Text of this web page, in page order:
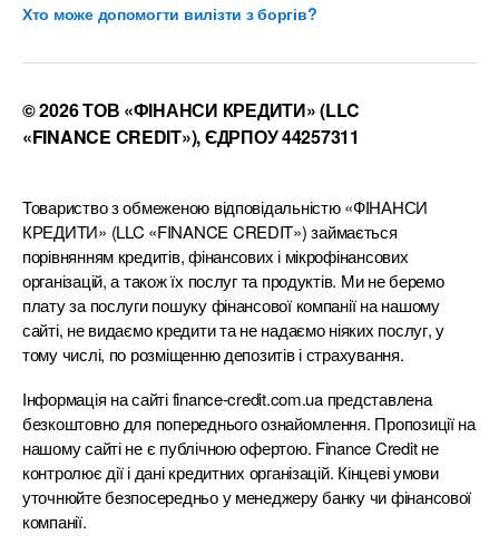
Хто може допомогти вилізти з боргів?
© 2026 ТОВ «ФІНАНСИ КРЕДИТИ» (LLC
«FINANCE CREDIT»), ЄДРПОУ 44257311
Товариство з обмеженою відповідальністю «ФІНАНСИ
КРЕДИТИ» (LLC «FINANCE CREDIT») займається
порівнянням кредитів, фінансових і мікрофінансових
організацій, а також їх послуг та продуктів. Ми не беремо
плату за послуги пошуку фінансової компанії на нашому
сайті, не видаємо кредити та не надаємо ніяких послуг, у
тому числі, по розміщенню депозитів і страхування.
Інформація на сайті finance-credit.com.ua представлена
безкоштовно для попереднього ознайомлення. Пропозиції на
нашому сайті не є публічною офертою. Finance Credit не
контролює дії і дані кредитних організацій. Кінцеві умови
уточнюйте безпосередньо у менеджеру банку чи фінансової
компанії.